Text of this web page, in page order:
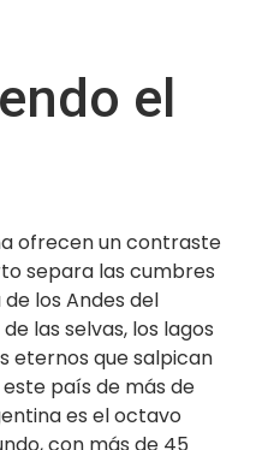
el
ofrecen un contraste
separa las cumbres
los Andes del
las selvas, los lagos
eternos que salpican
país de más de
es el octavo